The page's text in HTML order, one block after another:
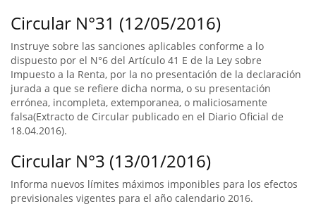
Circular N°31 (12/05/2016)
Instruye sobre las sanciones aplicables conforme a lo
dispuesto por el N°6 del Artículo 41 E de la Ley sobre
Impuesto a la Renta, por la no presentación de la declaración
jurada a que se refiere dicha norma, o su presentación
errónea, incompleta, extemporanea, o maliciosamente
falsa(Extracto de Circular publicado en el Diario Oficial de
18.04.2016).
Circular N°3 (13/01/2016)
Informa nuevos límites máximos imponibles para los efectos
previsionales vigentes para el año calendario 2016.